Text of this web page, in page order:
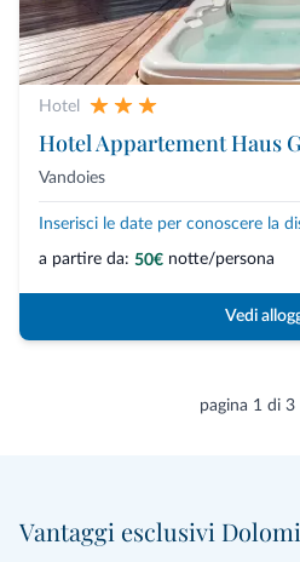
Hotel
Hotel Appartement Haus
Vandoies
Inserisci le date per conoscere la
a partire da: 50€ notte/persona
Vedi
pagina 1 di 3
Vantaggi esclusivi